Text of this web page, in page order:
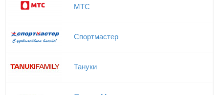
МТС
Спортмастер
Тануки